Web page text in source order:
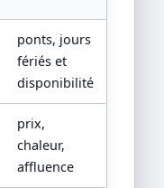
ponts, jours
fériés et
disponibilité
prix,
chaleur,
affluence